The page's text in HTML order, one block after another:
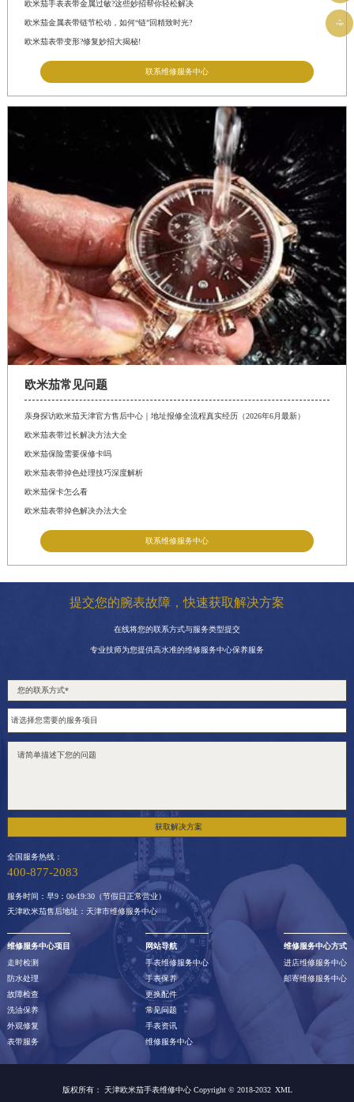
欧米茄手表表带金属过敏?这些妙招帮你轻松解决
欧米茄金属表带链节松动，如何“链”回精致时光?
欧米茄表带变形?修复妙招大揭秘!
联系维修服务中心
欧米茄常见问题
亲身探访欧米茄天津官方售后中心｜地址报修全流程真实经历（2026年6月最新）
欧米茄表带过长解决方法大全
欧米茄保险需要保修卡吗
欧米茄表带掉色处理技巧深度解析
欧米茄保卡怎么看
欧米茄表带掉色解决办法大全
联系维修服务中心
提交您的腕表故障，快速获取解决方案
在线将您的联系方式与服务类型提交
专业技师为您提供高水准的维修服务中心保养服务
获取解决方案
全国服务热线：
400-877-2083
服务时间：早9：00-19:30（节假日正常营业）
天津欧米茄售后地址：天津市维修服务中心
维修服务中心项目
走时检测
防水处理
故障检查
洗油保养
外观修复
表带服务
网站导航
手表维修服务中心
手表保养
更换配件
常见问题
手表资讯
维修服务中心
维修服务中心方式
进店维修服务中心
邮寄维修服务中心
版权所有： 天津欧米茄手表维修中心 Copyright © 2018-2032 XML
